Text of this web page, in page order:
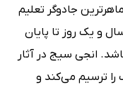
جادوگر تعلیم
و یک روز تا پایان
انجی سیج در آثار
را ترسیم می‌کند و